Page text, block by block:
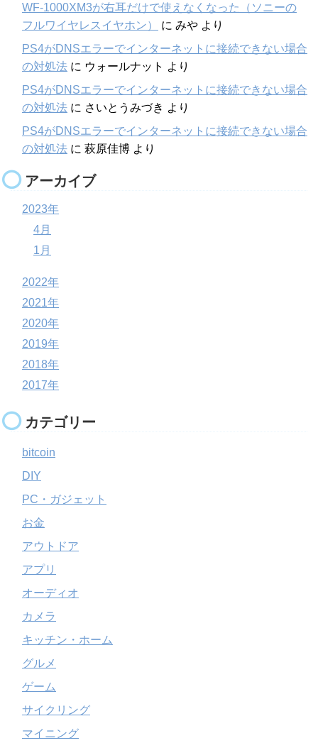
WF-1000XM3が右耳だけで使えなくなった（ソニーの
フルワイヤレスイヤホン）
に みや より
PS4がDNSエラーでインターネットに接続できない場合
の対処法 に ウォールナット より
PS4がDNSエラーでインターネットに接続できない場合
の対処法 に さいとうみづき より
PS4がDNSエラーでインターネットに接続できない場合
の対処法 に 萩原佳博 より
アーカイブ
2023年
4月
1月
2022年
2021年
2020年
2019年
2018年
2017年
カテゴリー
bitcoin
DIY
PC・ガジェット
お金
アウトドア
アプリ
オーディオ
カメラ
キッチン・ホーム
グルメ
ゲーム
サイクリング
マイニング